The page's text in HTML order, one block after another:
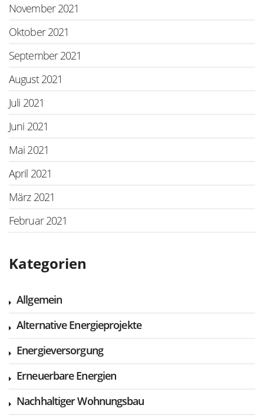
November 2021
Oktober 2021
September 2021
August 2021
Juli 2021
Juni 2021
Mai 2021
April 2021
März 2021
Februar 2021
Kategorien
Allgemein
Alternative Energieprojekte
Energieversorgung
Erneuerbare Energien
Nachhaltiger Wohnungsbau